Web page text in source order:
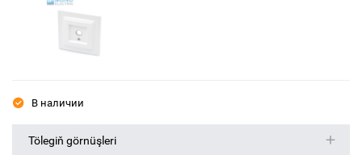
В наличии
Tölegiň görnüşleri